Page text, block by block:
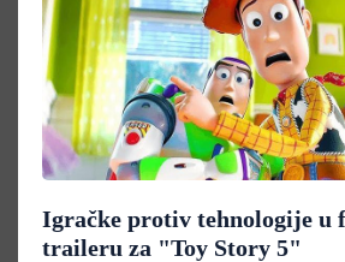
Igračke protiv tehnologije u
traileru za "Toy Story 5"